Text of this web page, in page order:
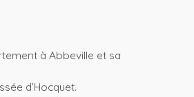
à Abbeville et sa
d’Hocquet.